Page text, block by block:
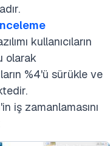
kullanıcıların
olarak
%4'ü sürükle ve
iş zamanlamasını